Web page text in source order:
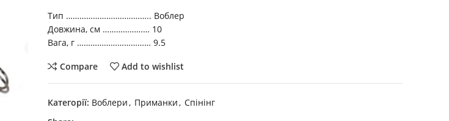
Тип ……………………………….. Воблер
Довжина, см ………………… 10
Вага, г …………………………… 9.5
Compare Add to wishlist
Категорії: Воблери, Приманки, Спінінг